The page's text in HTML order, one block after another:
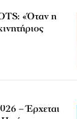
«Όταν η
– Έρχεται